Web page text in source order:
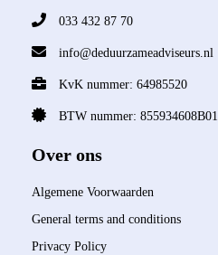
033 432 87 70
info@deduurzameadviseurs.nl
KvK nummer: 64985520
BTW nummer: 855934608B01
Over ons
Algemene Voorwaarden
General terms and conditions
Privacy Policy